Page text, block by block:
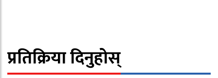
प्रतिक्रिया दिनुहोस्